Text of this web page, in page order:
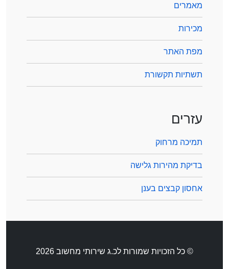
מאמרים
מכירות
מפת האתר
תשתיות תקשורת
עזרים
תמיכה מרחוק
בדיקת מהירות גלישה
אחסון קבצים בענן
© כל הזכויות שמורות לכ.ג שירותי מחשוב 2026